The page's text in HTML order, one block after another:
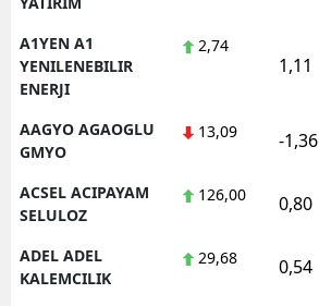
A1YEN A1
YENILENEBILIR
ENERJI
2,74
1,11
AAGYO AGAOGLU
GMYO
13,09 -1,36
ACSEL ACIPAYAM
SELULOZ
126,00 0,80
ADEL ADEL
KALEMCILIK
29,68 0,54